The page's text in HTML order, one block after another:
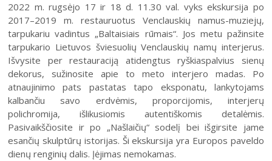
2022 m. rugsėjo 17 ir 18 d. 11.30 val. vyks ekskursija po
2017–2019 m. restauruotus Venclauskių namus-muziejų,
tarpukariu vadintus „Baltaisiais rūmais“. Jos metu pažinsite
tarpukario Lietuvos šviesuolių Venclauskių namų interjerus.
Išvysite per restauraciją atidengtus ryškiaspalvius sienų
dekorus, sužinosite apie to meto interjero madas. Po
atnaujinimo pats pastatas tapo eksponatu, lankytojams
kalbančiu savo erdvėmis, proporcijomis, interjerų
polichromija, išlikusiomis autentiškomis detalėmis.
Pasivaikščiosite ir po „Našlaičių“ sodelį bei išgirsite jame
esančių skulptūrų istorijas. Ši ekskursija yra Europos paveldo
dienų renginių dalis. Įėjimas nemokamas.